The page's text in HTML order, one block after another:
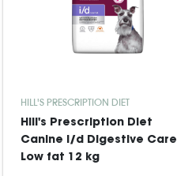
HILL'S PRESCRIPTION DIET
Hill's Prescription Diet
Canine i/d Digestive Care
Low fat 12 kg